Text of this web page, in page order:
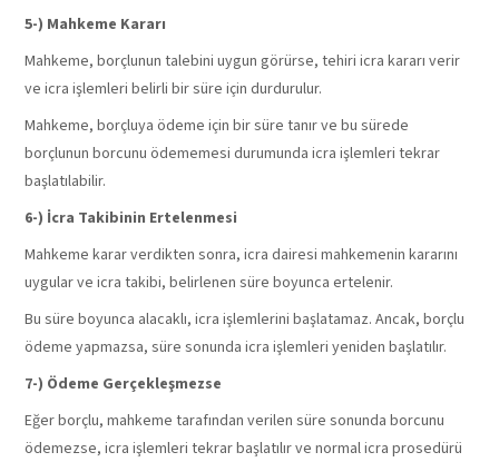
5-) Mahkeme Kararı
Mahkeme, borçlunun talebini uygun görürse, tehiri icra kararı verir
ve icra işlemleri belirli bir süre için durdurulur.
Mahkeme, borçluya ödeme için bir süre tanır ve bu sürede
borçlunun borcunu ödememesi durumunda icra işlemleri tekrar
başlatılabilir.
6-) İcra Takibinin Ertelenmesi
Mahkeme karar verdikten sonra, icra dairesi mahkemenin kararını
uygular ve icra takibi, belirlenen süre boyunca ertelenir.
Bu süre boyunca alacaklı, icra işlemlerini başlatamaz. Ancak, borçlu
ödeme yapmazsa, süre sonunda icra işlemleri yeniden başlatılır.
7-) Ödeme Gerçekleşmezse
Eğer borçlu, mahkeme tarafından verilen süre sonunda borcunu
ödemezse, icra işlemleri tekrar başlatılır ve normal icra prosedürü